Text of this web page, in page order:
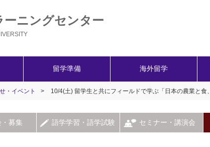
ーニングセンター
留学準備 海外留学
・イベント > 10/4(土) 留学生と共にフィールドで学ぶ「日本の農業と
募集 語学学習・語学試験 セミナー・講演会